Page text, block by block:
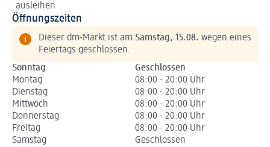
ausleihen
Öffnungszeiten
Dieser dm-Markt ist am Samstag, 15.08. wegen eines
Feiertags geschlossen.
Sonntag
Geschlossen
Montag
08:00 - 20:00 Uhr
Dienstag
08:00 - 20:00 Uhr
Mittwoch
08:00 - 20:00 Uhr
Donnerstag
08:00 - 20:00 Uhr
Freitag
08:00 - 20:00 Uhr
Samstag
Geschlossen